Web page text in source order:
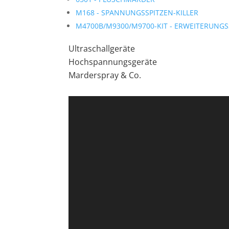
M168 -SPANNUNGSSPITZEN-KILLER
M4700B/M9300/M9700-KIT -
Ultraschallgeräte
Hochspannungsgeräte
Marderspray & Co.